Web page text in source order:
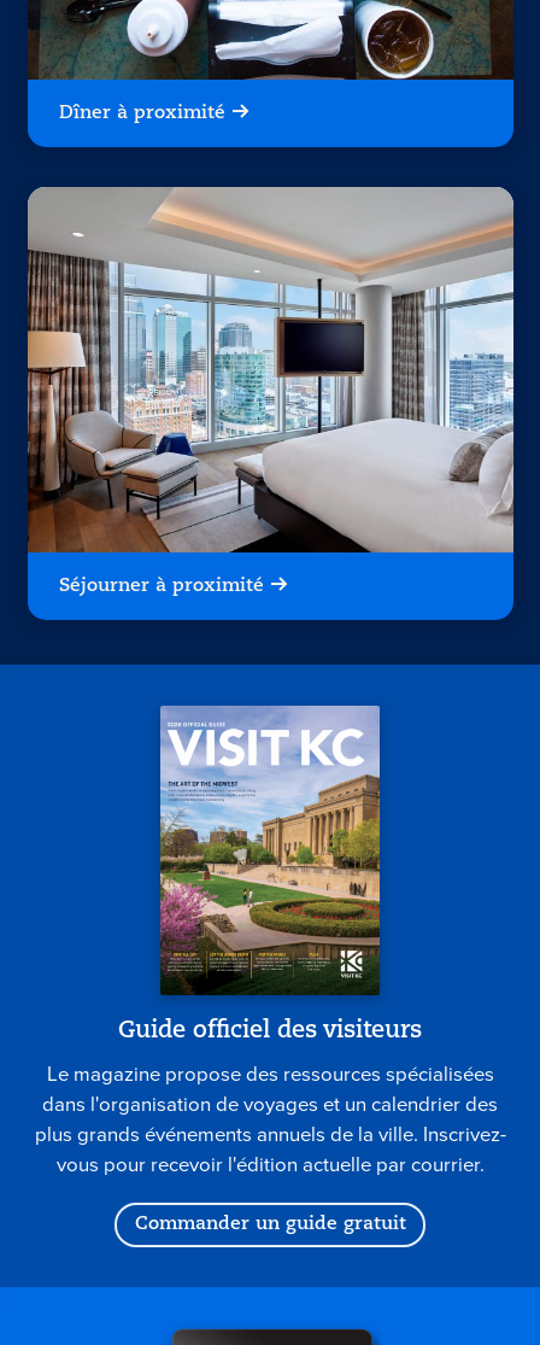
Dîner à proximité
Séjourner à proximité
Guide officiel des visiteurs
Le magazine propose des ressources spécialisées
dans l'organisation de voyages et un calendrier des
plus grands événements annuels de la ville. Inscrivez-
vous pour recevoir l'édition actuelle par courrier.
Commander un guide gratuit